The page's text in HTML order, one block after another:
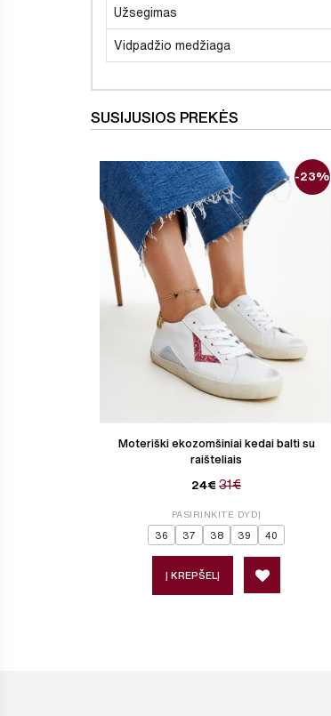
Užsegimas
Vidpadžio medžiaga
SUSIJUSIOS PREKĖS
Moteriški ekozomšiniai kedai balti su
raišteliais
24€ 31€
-23%
PASIRINKITE DYDĮ
36 37 38 39 40
Į KREPŠELĮ